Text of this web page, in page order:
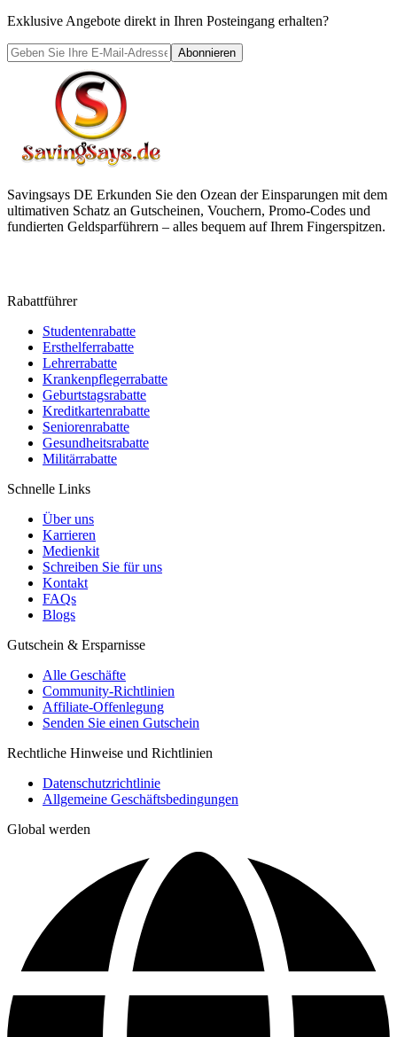
Exklusive Angebote direkt in Ihren Posteingang erhalten?
Abonnieren
Savingsays DE Erkunden Sie den Ozean der Einsparungen mit dem
ultimativen Schatz an Gutscheinen, Vouchern, Promo-Codes und
fundierten Geldsparführern – alles bequem auf Ihrem Fingerspitzen.
Rabattführer
Studentenrabatte
Ersthelferrabatte
Lehrerrabatte
Krankenpflegerrabatte
Geburtstagsrabatte
Kreditkartenrabatte
Seniorenrabatte
Gesundheitsrabatte
Militärrabatte
Schnelle Links
Über uns
Karrieren
Medienkit
Schreiben Sie für uns
Kontakt
FAQs
Blogs
Gutschein & Ersparnisse
Alle Geschäfte
Community-Richtlinien
Affiliate-Offenlegung
Senden Sie einen Gutschein
Rechtliche Hinweise und Richtlinien
Datenschutzrichtlinie
Allgemeine Geschäftsbedingungen
Global werden